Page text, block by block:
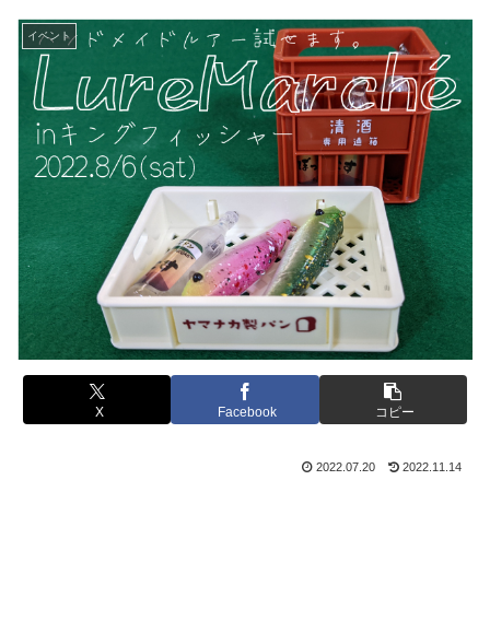
イベント
X Facebook コピー
2022.07.20 2022.11.14